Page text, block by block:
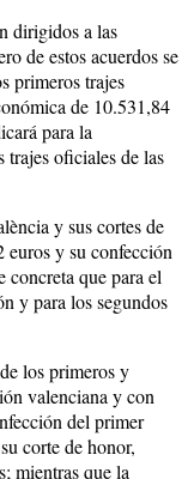
dirigidos a las
de estos acuerdos se
primeros trajes
de 10.531,84
para la
trajes oficiales de las
y sus cortes de
euros y su confección
concreta que para el
y para los segundos
los primeros y
valenciana y con
del primer
corte de honor,
mientras que la